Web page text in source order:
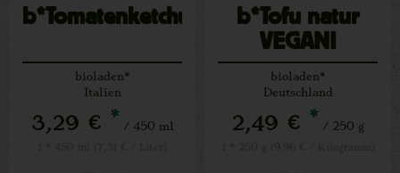
b*Tomatenketchup
bioladen*
Italien
3,29 € * / 450 ml
b*Tofu natur
VEGANI
bioladen*
Deutschland
2,49 € * / 250 g